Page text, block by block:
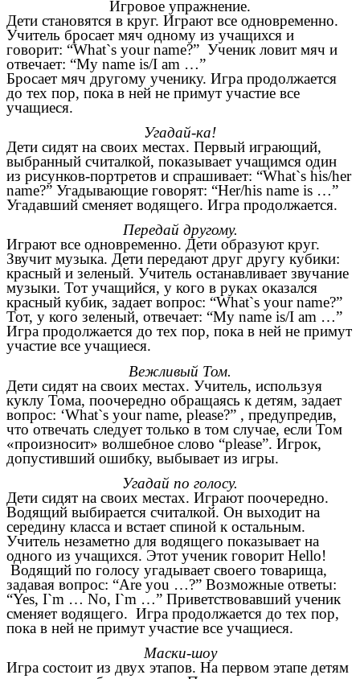
Игровое упражнение.
Дети становятся в круг. Играют все одновременно.
Учитель бросает мяч одному из учащихся и
говорит: “What`s your name?” Ученик ловит мяч и
отвечает: “My name is/I am …”
Бросает мяч другому ученику. Игра продолжается
до тех пор, пока в ней не примут участие все
учащиеся.
Угадай-ка!
Дети сидят на своих местах. Первый играющий,
выбранный считалкой, показывает учащимся один
из рисунков-портретов и спрашивает: “What`s his/her
name?” Угадывающие говорят: “Her/his name is …”
Угадавший сменяет водящего. Игра продолжается.
Передай другому.
Играют все одновременно. Дети образуют круг.
Звучит музыка. Дети передают друг другу кубики:
красный и зеленый. Учитель останавливает звучание
музыки. Тот учащийся, у кого в руках оказался
красный кубик, задает вопрос: “What`s your name?”
Тот, у кого зеленый, отвечает: “My name is/I am …”
Игра продолжается до тех пор, пока в ней не примут
участие все учащиеся.
Вежливый Том.
Дети сидят на своих местах. Учитель, используя
куклу Тома, поочередно обращаясь к детям, задает
вопрос: ‘What`s your name, please?” , предупредив,
что отвечать следует только в том случае, если Том
«произносит» волшебное слово “please”. Игрок,
допустивший ошибку, выбывает из игры.
Угадай по голосу.
Дети сидят на своих местах. Играют поочередно.
Водящий выбирается считалкой. Он выходит на
середину класса и встает спиной к остальным.
Учитель незаметно для водящего показывает на
одного из учащихся. Этот ученик говорит Hello!
Водящий по голосу угадывает своего товарища,
задавая вопрос: “Are you …?” Возможные ответы:
“Yes, I`m … No, I`m …” Приветствовавший ученик
сменяет водящего. Игра продолжается до тех пор,
пока в ней не примут участие все учащиеся.
Маски-шоу
Игра состоит из двух этапов. На первом этапе детям